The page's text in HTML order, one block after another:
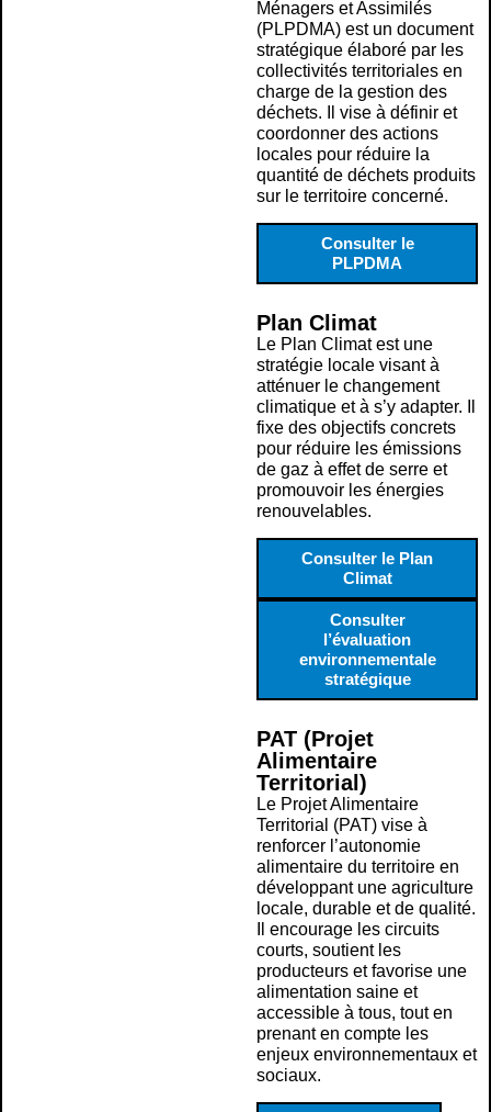
Ménagers et Assimilés
(PLPDMA) est un document
stratégique élaboré par les
collectivités territoriales en
charge de la gestion des
déchets. Il vise à définir et
coordonner des actions
locales pour réduire la
quantité de déchets produits
sur le territoire concerné.
Consulter le
PLPDMA
Plan Climat
Le Plan Climat est une
stratégie locale visant à
atténuer le changement
climatique et à s’y adapter. Il
fixe des objectifs concrets
pour réduire les émissions
de gaz à effet de serre et
promouvoir les énergies
renouvelables.
Consulter le Plan
Climat
Consulter
l’évaluation
environnementale
stratégique
PAT (Projet
Alimentaire
Territorial)
Le Projet Alimentaire
Territorial (PAT) vise à
renforcer l’autonomie
alimentaire du territoire en
développant une agriculture
locale, durable et de qualité.
Il encourage les circuits
courts, soutient les
producteurs et favorise une
alimentation saine et
accessible à tous, tout en
prenant en compte les
enjeux environnementaux et
sociaux.